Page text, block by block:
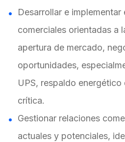
Desarrollar e implementar
comerciales orientadas a
apertura de mercado,
oportunidades,
UPS, respaldo
crítica.
Gestionar relaciones
actuales y potenciales,